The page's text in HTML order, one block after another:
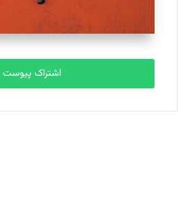
مصطفی مسجدی آرانی
تحریریه
بابک نقاش
تحریریه
اشتراک پیوست